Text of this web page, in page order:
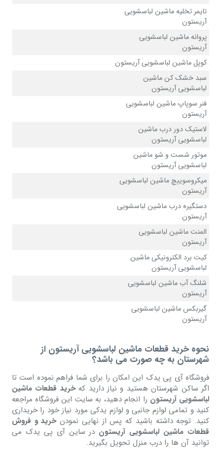
تایمر تخلیه ماشین لباسشویی
آریستون
پروانه ماشین لباسشویی
آریستون
کوپل ماشین لباسشویی آریستون
سبد خشک کن ماشین
لباسشویی آریستون
فنر سوپاپ ماشین لباسشویی
آریستون
لاستیک دور درب ماشین
لباسشویی آریستون
موتور شست و شو ماشین
لباسشویی آریستون
میکروسوییچ ماشین لباسشویی
آریستون
دستگیره درب ماشین لباسشویی
آریستون
المنت ماشین لباسشویی
آریستون
کیت برد الکترونیکی ماشین
لباسشویی آریستون
شلنگ آب ماشین لباسشویی
آریستون
گیربکس ماشین لباسشویی
آریستون
نحوه خرید قطعات ماشین لباسشویی آریستون از
شهرستان به چه صورت می باشد؟
فروشگاه آی پی یدک این امکان را برای شما فراهم نموده است تا
اگر ساکن شهرستان هستید و نیاز دارید کهخرید قطعات ماشین
لباسشویی آریستون را انجام دهید، به سایت این فروشگاه مراجعه
کنید و تمامی لوازم جانبی و لوازم یدکی مورد نیاز خود را خریداری
کنید. توجه داشته باشید که پس از نهایی نمودنخرید و فروش
قطعات ماشین لباسشویی آریستون در ساین آی پی یدک می
توانید آن ها را درب منزل تحویل بگیرید.